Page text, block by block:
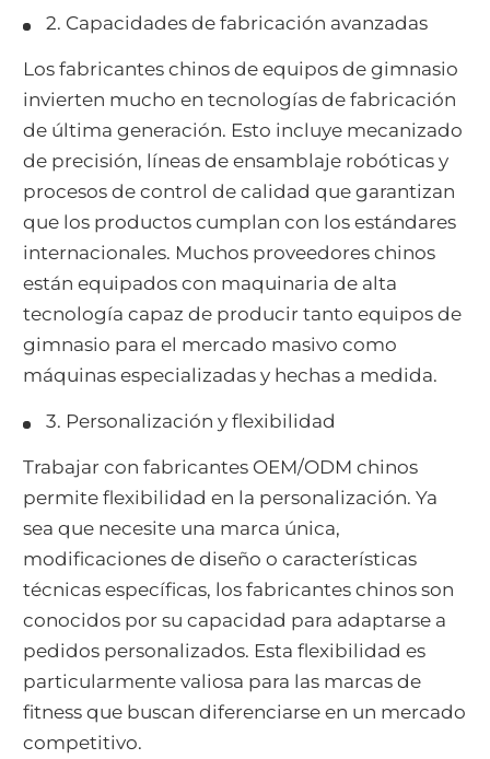
2. Capacidades de fabricación avanzadas
Los fabricantes chinos de equipos de gimnasio
invierten mucho en tecnologías de fabricación
de última generación. Esto incluye mecanizado
de precisión, líneas de ensamblaje robóticas y
procesos de control de calidad que garantizan
que los productos cumplan con los estándares
internacionales. Muchos proveedores chinos
están equipados con maquinaria de alta
tecnología capaz de producir tanto equipos de
gimnasio para el mercado masivo como
máquinas especializadas y hechas a medida.
3. Personalización y flexibilidad
Trabajar con fabricantes OEM/ODM chinos
permite flexibilidad en la personalización. Ya
sea que necesite una marca única,
modificaciones de diseño o características
técnicas específicas, los fabricantes chinos son
conocidos por su capacidad para adaptarse a
pedidos personalizados. Esta flexibilidad es
particularmente valiosa para las marcas de
fitness que buscan diferenciarse en un mercado
competitivo.